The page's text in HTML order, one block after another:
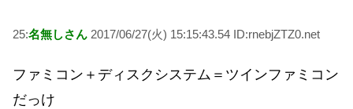
25:名無しさん 2017/06/27(火) 15:15:43.54 ID:rnebjZTZ0.net
ファミコン＋ディスクシステム＝ツインファミコン
だっけ